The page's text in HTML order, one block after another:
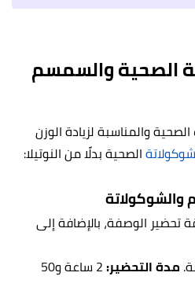
الصحية والسمسم
والمناسبة لزيادة الوزن
الصحية بدلًا من النوتيلا:
الوصفة، بالإضافة إلى
مدة التحضير:
2 ساعة و50